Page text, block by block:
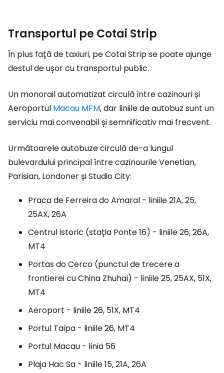
Transportul pe Cotai Strip
În plus față de taxiuri, pe Cotai Strip se poate ajunge
destul de ușor cu transportul public.
Un monorail automatizat circulă între cazinouri și
Aeroportul Macau MFM, dar liniile de autobuz sunt un
serviciu mai convenabil și semnificativ mai frecvent.
Următoarele autobuze circulă de-a lungul
bulevardului principal între cazinourile Venetian,
Parisian, Londoner și Studio City:
Praca de Ferreira do Amaral - liniile 21A, 25,
25AX, 26A
Centrul istoric (stația Ponte 16) - liniile 26, 26A,
MT4
Portas do Cerco (punctul de trecere a
frontierei cu China Zhuhai) - liniile 25, 25AX, 51X,
MT4
Aeroport - liniile 26, 51X, MT4
Portul Taipa - liniile 26, MT4
Portul Macau - linia 56
Plaja Hac Sa - liniile 15, 21A, 26A